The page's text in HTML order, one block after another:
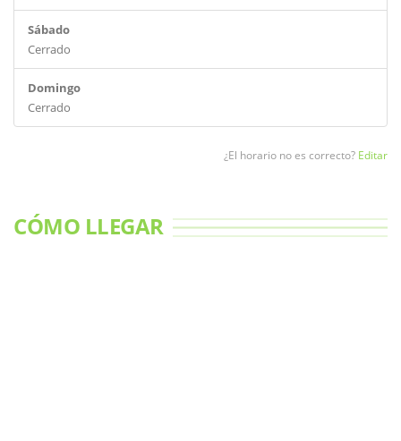
Sábado
Cerrado
Domingo
Cerrado
¿El horario no es correcto? Editar
CÓMO LLEGAR